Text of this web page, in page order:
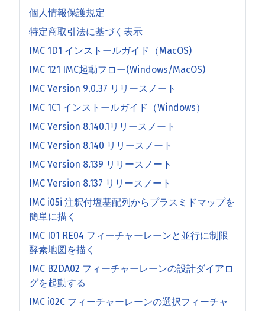
個人情報保護規定
特定商取引法に基づく表示
IMC 1D1 インストールガイド（MacOS)
IMC 121 IMC起動フロー(Windows/MacOS)
IMC Version 9.0.37 リリースノート
IMC 1C1 インストールガイド（Windows）
IMC Version 8.140.1リリースノート
IMC Version 8.140 リリースノート
IMC Version 8.139 リリースノート
IMC Version 8.137 リリースノート
IMC i05i 注釈付塩基配列からプラスミドマップを
簡単に描く
IMC I01 RE04 フィーチャーレーンと並行に制限
酵素地図を描く
IMC B2DA02 フィーチャーレーンの設計ダイアロ
グを起動する
IMC i02C フィーチャーレーンの選択フィーチャ